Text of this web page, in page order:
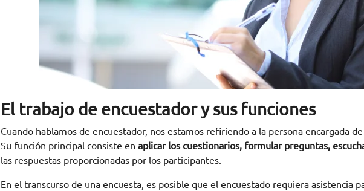
El trabajo de encuestador y sus funciones
Cuando hablamos de encuestador, nos estamos refiriendo a la persona encargada
Su función principal consiste en aplicar los cuestionarios, formular preguntas,
las respuestas proporcionadas por los participantes.
En el transcurso de una encuesta, es posible que el encuestado requiera asistencia